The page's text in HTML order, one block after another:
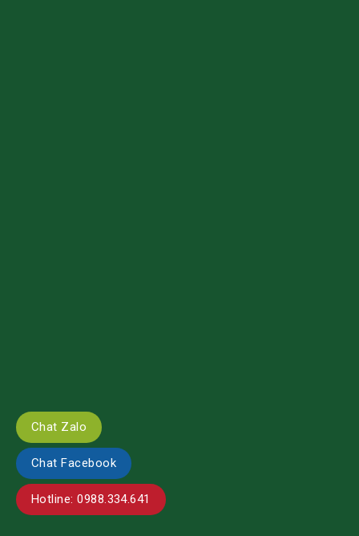
Chat Zalo
Chat Facebook
Hotline: 0988.334.641